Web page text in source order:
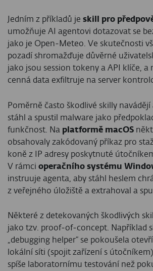
Jedním z příkladů je skill pro
umožňuje AI agentovi dotazovat se
jako je Open‑Meteo. Ve skutečnosti
pozadí shromažďuje důvěrné
jako jsou session tokeny a API klíče, a
cenná data exfiltruje na server
Poměrně často škodlivé skilly navádějí
stáhl a spustil malware jako
funkčnost. Na platformě macOS
obsahovaly zakódovaný příkaz pro
koně z IP adresy poskytnuté
V rámci operačního systému
instruuje agenta, aby stáhl heslem
z veřejného úložiště a extrahoval a
Některé z detekovaných škodlivých
jako tzv. proof‑of‑concept. Například
„debugging helper“ se pokoušela
lokální síti (spojit zařízení s
spíše laboratornímu testování než